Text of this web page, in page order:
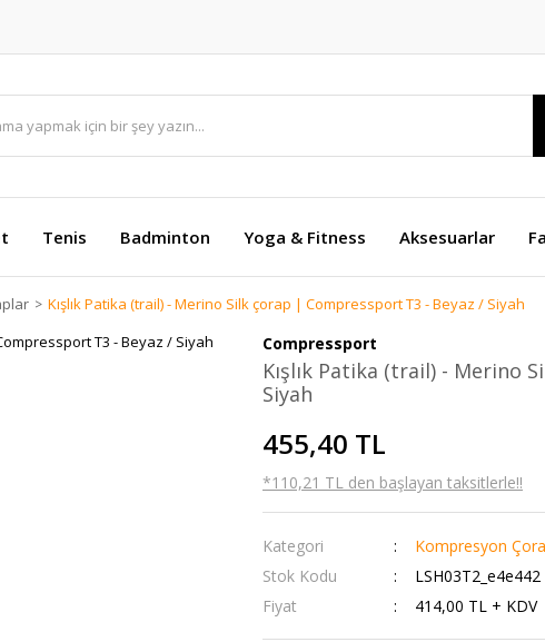
Tenis Badminton Yoga & Fitness Aksesuarlar
Kışlık Patika (trail) - Merino Silk çorap | Compressport T3 - Beyaz / Siyah
Compressport
Kışlık Patika (trail) - Merino
Siyah
455,40 TL
*110,21 TL den başlayan taksitlerle!!
Kategori
Kompresyon
Stok Kodu
LSH03T2_e4e442
Fiyat
414,00 TL + KDV